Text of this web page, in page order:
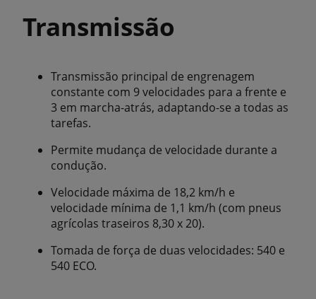
Transmissão
Transmissão principal de engrenagem
constante com 9 velocidades para a frente e
3 em marcha-atrás, adaptando-se a todas as
tarefas.
Permite mudança de velocidade durante a
condução.
Velocidade máxima de 18,2 km/h e
velocidade mínima de 1,1 km/h (com pneus
agrícolas traseiros 8,30 x 20).
Tomada de força de duas velocidades: 540 e
540 ECO.